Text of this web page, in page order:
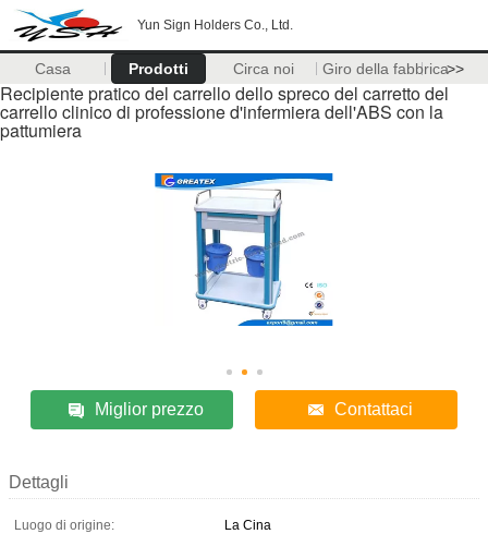
Yun Sign Holders Co., Ltd.
Casa Prodotti Circa noi Giro della fabbrica>>
Recipiente pratico del carrello dello spreco del carretto del
carrello clinico di professione d'infermiera dell'ABS con la
pattumiera
Miglior prezzo Contattaci
Dettagli
Luogo di origine:
La Cina